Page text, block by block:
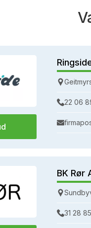
22 06
BK Rør
31 28